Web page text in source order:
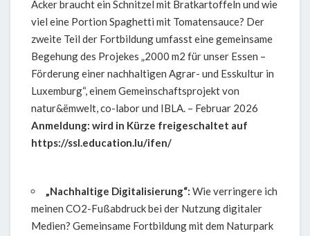
Acker braucht ein Schnitzel mit Bratkartoffeln und wie
viel eine Portion Spaghetti mit Tomatensauce? Der
zweite Teil der Fortbildung umfasst eine gemeinsame
Begehung des Projekes „2000 m2 für unser Essen –
Förderung einer nachhaltigen Agrar- und Esskultur in
Luxemburg“, einem Gemeinschaftsprojekt von
natur&ëmwelt, co-labor und IBLA. – Februar 2026
Anmeldung: wird in Kürze freigeschaltet auf
https://ssl.education.lu/ifen/
„Nachhaltige Digitalisierung“: Wie verringere ich
meinen CO2-Fußabdruck bei der Nutzung digitaler
Medien? Gemeinsame Fortbildung mit dem Naturpark